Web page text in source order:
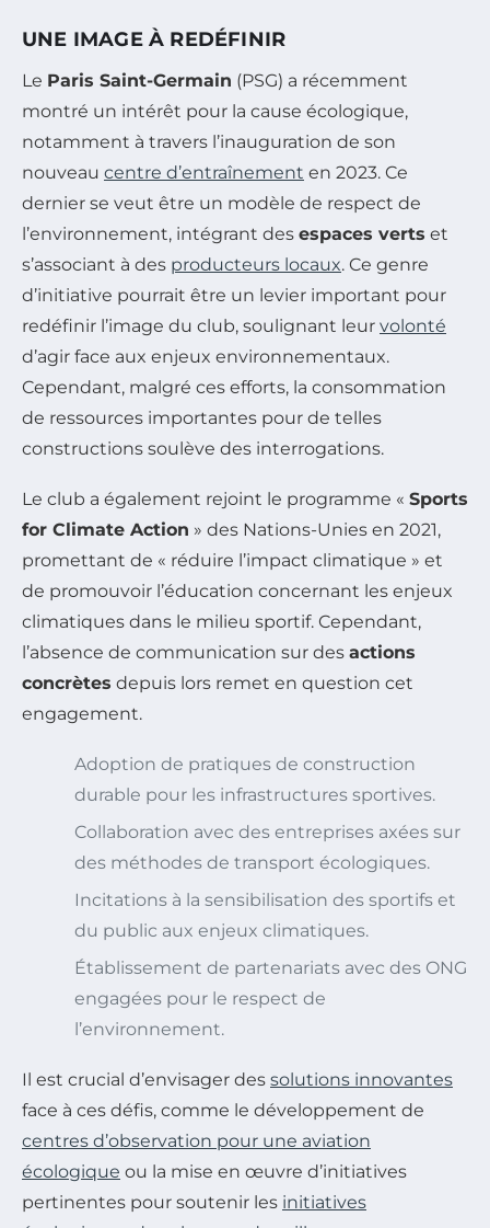
UNE IMAGE À REDÉFINIR
Le Paris Saint-Germain (PSG) a récemment
montré un intérêt pour la cause écologique,
notamment à travers l’inauguration de son
nouveau centre d’entraînement en 2023. Ce
dernier se veut être un modèle de respect de
l’environnement, intégrant des espaces verts et
s’associant à des producteurs locaux. Ce genre
d’initiative pourrait être un levier important pour
redéfinir l’image du club, soulignant leur volonté
d’agir face aux enjeux environnementaux.
Cependant, malgré ces efforts, la consommation
de ressources importantes pour de telles
constructions soulève des interrogations.
Le club a également rejoint le programme « Sports
for Climate Action » des Nations-Unies en 2021,
promettant de « réduire l’impact climatique » et
de promouvoir l’éducation concernant les enjeux
climatiques dans le milieu sportif. Cependant,
l’absence de communication sur des actions
concrètes depuis lors remet en question cet
engagement.
Adoption de pratiques de construction
durable pour les infrastructures sportives.
Collaboration avec des entreprises axées sur
des méthodes de transport écologiques.
Incitations à la sensibilisation des sportifs et
du public aux enjeux climatiques.
Établissement de partenariats avec des ONG
engagées pour le respect de
l’environnement.
Il est crucial d’envisager des solutions innovantes
face à ces défis, comme le développement de
centres d’observation pour une aviation
écologique ou la mise en œuvre d’initiatives
pertinentes pour soutenir les initiatives